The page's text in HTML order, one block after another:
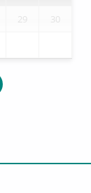
29 30
cantidad